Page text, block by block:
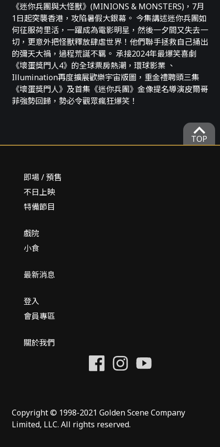
《迷你兵團與大怪獸》(MINIONS & MONSTERS)，7月
1日起突襲香港，攻陷暑假大銀幕。 今集講述迷你兵團如
何征服荷里活，一躍成為電影明星，然後一夕間又失去一
切，更意外把怪獸釋放肆虐世界！他們聯手拯救自己捅出
的彌天大禍，過程荒誕不羈。 承接2024年最爆笑喜劇
《壞蛋獎門人4》的全球票房熱潮，環球影業 、
Illumination再度擴展歡樂宇宙版圖，重金禮聘頭三集
《壞蛋獎門人》及首集《迷你兵團》金像提名導演皮爾哥
菲強勢回歸，勢必令觀眾瘋狂爆笑！
expand_more
TOP
即場 / 預售
不日上映
特備節目
戲院
小食
最新消息
登入
會員專區
關於我們
Copyright © 1998-2021 Golden Scene Company
Limited, LLC. All rights reserved.